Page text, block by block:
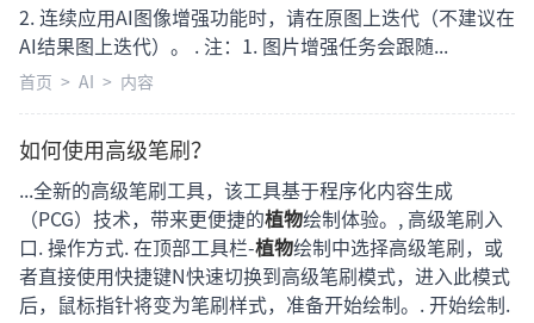
2. 连续应用AI图像增强功能时，请在原图上迭代（不建议在
AI结果图上迭代）。 . 注：1. 图片增强任务会跟随...
首页 > AI > 内容
如何使用高级笔刷？
...全新的高级笔刷工具，该工具基于程序化内容生成
（PCG）技术，带来更便捷的植物绘制体验。, 高级笔刷入
口. 操作方式. 在顶部工具栏-植物绘制中选择高级笔刷，或
者直接使用快捷键N快速切换到高级笔刷模式，进入此模式
后，鼠标指针将变为笔刷样式，准备开始绘制。. 开始绘制.